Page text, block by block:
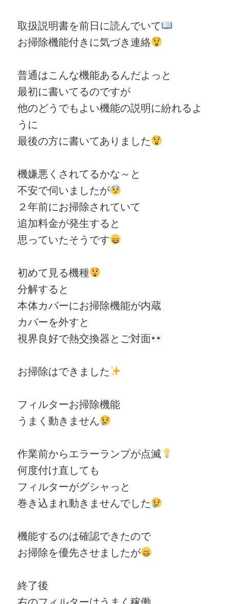
取扱説明書を前日に読んでいて
お掃除機能付きに気づき連絡
普通はこんな機能あるんだよっと
最初に書いてるのですが
他のどうでもよい機能の説明に紛れるよ
うに
最後の方に書いてありました
機嫌悪くされてるかな～と
不安で伺いましたが
２年前にお掃除されていて
追加料金が発生すると
思っていたそうです
初めて見る機種
分解すると
本体カバーにお掃除機能が内蔵
カバーを外すと
視界良好で熱交換器とご対面
お掃除はできました
フィルターお掃除機能
うまく動きません
作業前からエラーランプが点滅
何度付け直しても
フィルターがグシャっと
巻き込まれ動きませんでした
機能するのは確認できたので
お掃除を優先させましたが
終了後